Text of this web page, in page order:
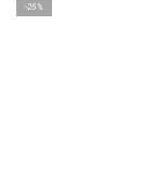
-25%